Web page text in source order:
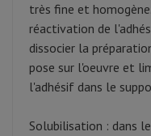
très fine et
réactivation de
dissocier la
pose sur l'oeuvre et
l'adhésif dans le
Solubilisation : dans